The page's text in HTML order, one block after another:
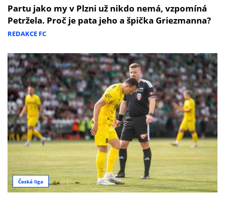
Partu jako my v Plzni už nikdo nemá, vzpomíná
Petržela. Proč je pata jeho a špička Griezmanna?
REDAKCE FC
Česká liga